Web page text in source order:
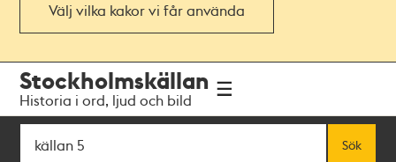
Välj vilka kakor vi får använda
navigationen
huvudinnehållet
Stockholmskällan
Historia i ord, ljud och bild
Sök
Sök